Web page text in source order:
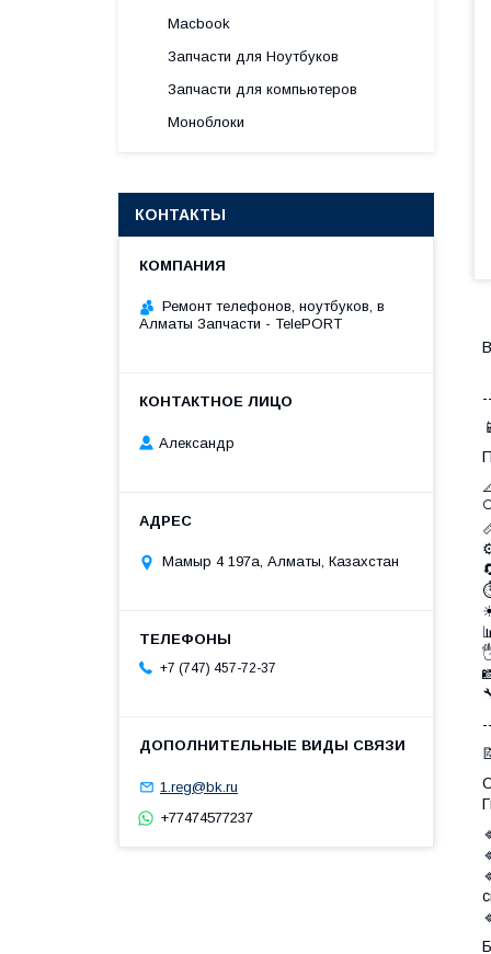
Macbook
Запчасти для Ноутбуков
Запчасти для компьютеров
Моноблоки
КОНТАКТЫ
Ремонт телефонов, ноутбуков, в
Алматы Запчасти - TelePORT
Александр
Мамыр 4 197а, Алматы, Казахстан
+7 (747) 457-72-37
1.reg@bk.ru
+77474577237